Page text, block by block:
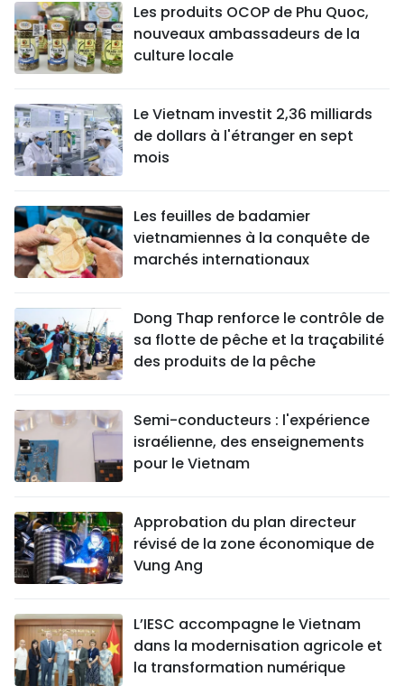
Les produits OCOP de Phu Quoc,
nouveaux ambassadeurs de la
culture locale
Le Vietnam investit 2,36 milliards
de dollars à l'étranger en sept
mois
Les feuilles de badamier
vietnamiennes à la conquête de
marchés internationaux
Dong Thap renforce le contrôle de
sa flotte de pêche et la traçabilité
des produits de la pêche
Semi-conducteurs : l'expérience
israélienne, des enseignements
pour le Vietnam
Approbation du plan directeur
révisé de la zone économique de
Vung Ang
L’IESC accompagne le Vietnam
dans la modernisation agricole et
la transformation numérique